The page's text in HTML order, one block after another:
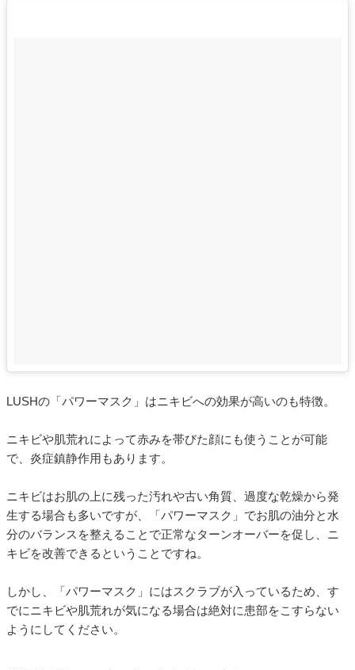
LUSHの「パワーマスク」はニキビへの効果が高いのも特徴。
ニキビや肌荒れによって赤みを帯びた顔にも使うことが可能
で、炎症鎮静作用もあります。
ニキビはお肌の上に残った汚れや古い角質、過度な乾燥から発
生する場合も多いですが、「パワーマスク」でお肌の油分と水
分のバランスを整えることで正常なターンオーバーを促し、ニ
キビを改善できるということですね。
しかし、「パワーマスク」にはスクラブが入っているため、す
でにニキビや肌荒れが気になる場合は絶対に患部をこすらない
ようにしてください。